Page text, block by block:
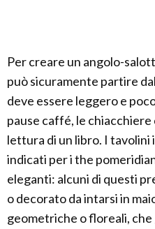
Per creare un angolo-
può sicuramente partire
deve essere leggero e
pause caffé, le chiacchiere
lettura di un libro. I
indicati per i the
eleganti: alcuni di questi
o decorato da intarsi in
geometriche o floreali,